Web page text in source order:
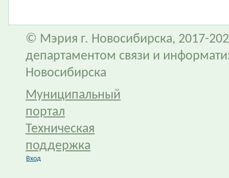
© Мэрия г. Новосибирска, 2017-
департаментом связи и
Новосибирска
Муниципальный
портал
Техническая
поддержка
Вход